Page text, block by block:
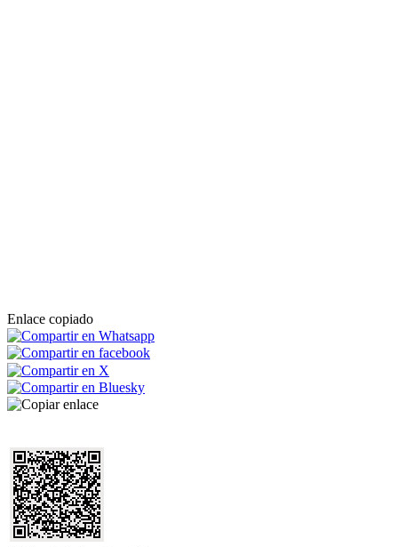
Enlace copiado